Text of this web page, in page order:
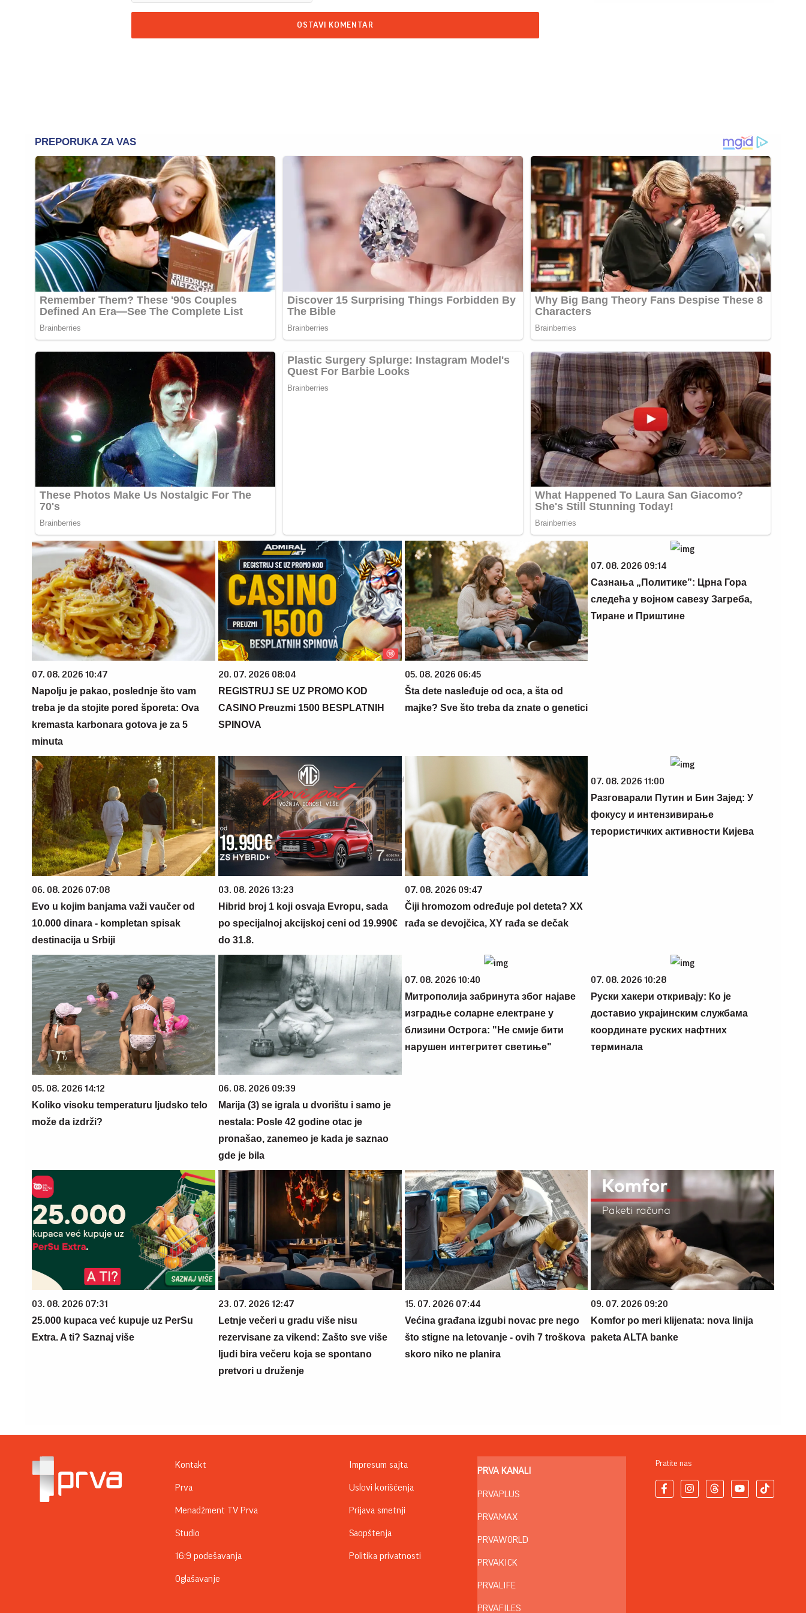
OSTAVI KOMENTAR
07. 08. 2026 10:47
Napolju je pakao, poslednje što vam
treba je da stojite pored šporeta: Ova
kremasta karbonara gotova je za 5
minuta
20. 07. 2026 08:04
REGISTRUJ SE UZ PROMO KOD
CASINO Preuzmi 1500 BESPLATNIH
SPINOVA
05. 08. 2026 06:45
Šta dete nasleđuje od oca, a šta od
majke? Sve što treba da znate o genetici
07. 08. 2026 09:14
Сазнања „Политике”: Црна Гора
следећа у војном савезу Загреба,
Тиране и Приштине
06. 08. 2026 07:08
Evo u kojim banjama važi vaučer od
10.000 dinara - kompletan spisak
destinacija u Srbiji
03. 08. 2026 13:23
Hibrid broj 1 koji osvaja Evropu, sada
po specijalnoj akcijskoj ceni od 19.990€
do 31.8.
07. 08. 2026 09:47
Čiji hromozom određuje pol deteta? XX
rađa se devojčica, XY rađa se dečak
07. 08. 2026 11:00
Разговарали Путин и Бин Зајед: У
фокусу и интензивирање
терористичких активности Кијева
05. 08. 2026 14:12
Koliko visoku temperaturu ljudsko telo
može da izdrži?
06. 08. 2026 09:39
Marija (3) se igrala u dvorištu i samo je
nestala: Posle 42 godine otac je
pronašao, zanemeo je kada je saznao
gde je bila
07. 08. 2026 10:40
Митрополија забринута због најаве
изградње соларне електране у
близини Острога: "Не смије бити
нарушен интегритет светиње"
07. 08. 2026 10:28
Руски хакери откривају: Ко је
доставио украјинским службама
координате руских нафтних
терминала
03. 08. 2026 07:31
25.000 kupaca već kupuje uz PerSu
Extra. A ti? Saznaj više
23. 07. 2026 12:47
Letnje večeri u gradu više nisu
rezervisane za vikend: Zašto sve više
ljudi bira večeru koja se spontano
pretvori u druženje
15. 07. 2026 07:44
Većina građana izgubi novac pre nego
što stigne na letovanje - ovih 7 troškova
skoro niko ne planira
09. 07. 2026 09:20
Komfor po meri klijenata: nova linija
paketa ALTA banke
Kontakt
Prva
Menadžment TV Prva
Studio
16:9 podešavanja
Oglašavanje
Impresum sajta
Uslovi korišćenja
Prijava smetnji
Saopštenja
Politika privatnosti
PRVA KANALI
PRVAPLUS
PRVAMAX
PRVAWORLD
PRVAKICK
PRVALIFE
PRVAFILES
Pratite nas